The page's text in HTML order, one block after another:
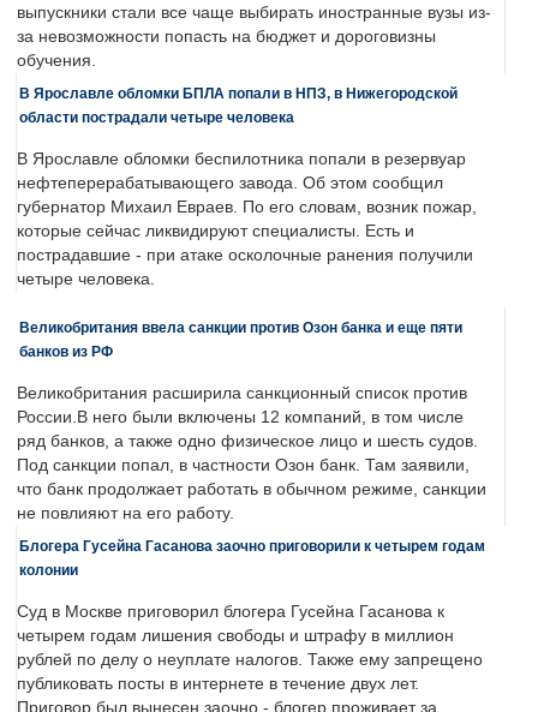
выпускники стали все чаще выбирать иностранные вузы из-
за невозможности попасть на бюджет и дороговизны
обучения.
В Ярославле обломки БПЛА попали в НПЗ, в Нижегородской
области пострадали четыре человека
В Ярославле обломки беспилотника попали в резервуар
нефтеперерабатывающего завода. Об этом сообщил
губернатор Михаил Евраев. По его словам, возник пожар,
которые сейчас ликвидируют специалисты. Есть и
пострадавшие - при атаке осколочные ранения получили
четыре человека.
Великобритания ввела санкции против Озон банка и еще пяти
банков из РФ
Великобритания расширила санкционный список против
России.В него были включены 12 компаний, в том числе
ряд банков, а также одно физическое лицо и шесть судов.
Под санкции попал, в частности Озон банк. Там заявили,
что банк продолжает работать в обычном режиме, санкции
не повлияют на его работу.
Блогера Гусейна Гасанова заочно приговорили к четырем годам
колонии
Суд в Москве приговорил блогера Гусейна Гасанова к
четырем годам лишения свободы и штрафу в миллион
рублей по делу о неуплате налогов. Также ему запрещено
публиковать посты в интернете в течение двух лет.
Приговор был вынесен заочно - блогер проживает за